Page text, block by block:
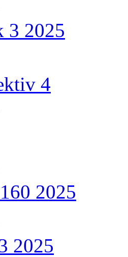
3 2025
4
2025
2025